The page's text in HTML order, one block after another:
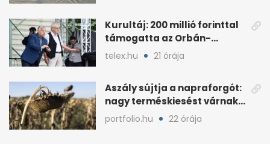
Kurultáj: 200 millió forinttal
támogatta az Orbán-
kormány a rendezvényt
telex.hu 21 órája
Aszály sújtja a napraforgót:
nagy terméskiesést várnak
a gazdák
portfolio.hu 22 órája